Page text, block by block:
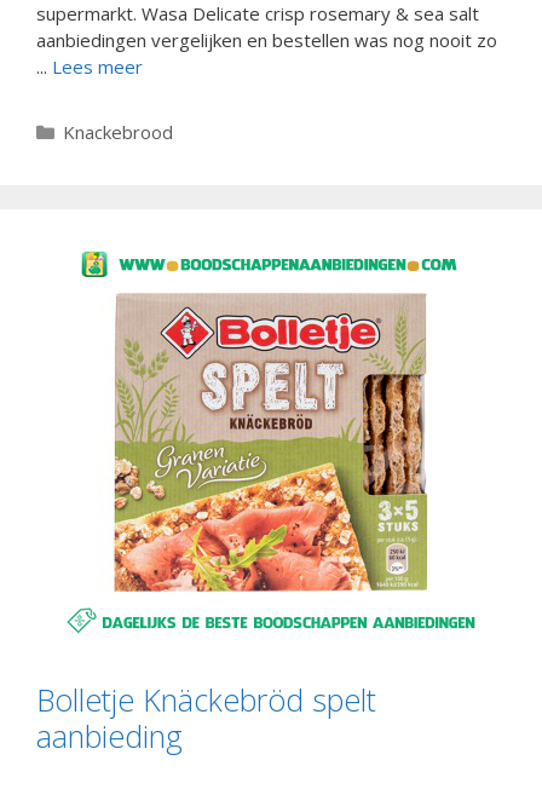
supermarkt. Wasa Delicate crisp rosemary & sea salt
aanbiedingen vergelijken en bestellen was nog nooit zo
... Lees meer
Categorieën
Knackebrood
Bolletje Knäckebröd spelt
aanbieding